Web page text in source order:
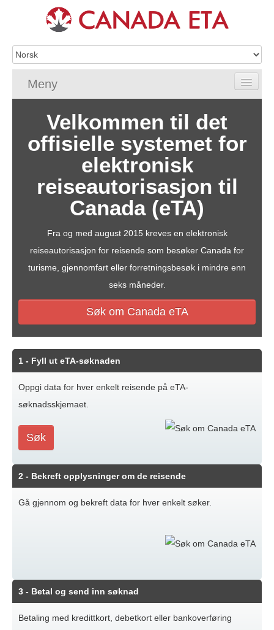
Meny
eTA-søknad
Vanlige spørsmål om eTA
eTA-ressurser
Kontakt
Velkommen til det
offisielle systemet for
elektronisk
reiseautorisasjon til
Canada (eTA)
Fra og med august 2015 kreves en elektronisk
reiseautorisasjon for reisende som besøker Canada for
turisme, gjennomfart eller forretningsbesøk i mindre enn
seks måneder.
Søk om Canada eTA
1 - Fyll ut eTA-søknaden
Oppgi data for hver enkelt reisende på eTA-
søknadsskjemaet.
Søk
2 - Bekreft opplysninger om de reisende
Gå gjennom og bekreft data for hver enkelt søker.
3 - Betal og send inn søknad
Betaling med kredittkort, debetkort eller bankoverføring